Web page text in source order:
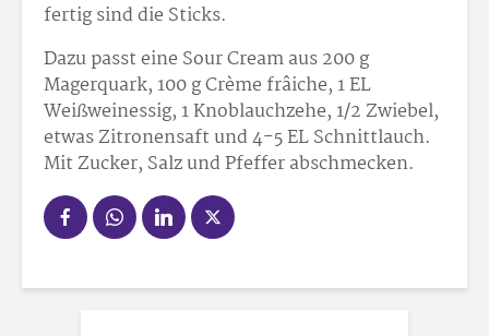
fertig sind die Sticks.
Dazu passt eine Sour Cream aus 200 g
Magerquark, 100 g Crème frâiche, 1 EL
Weißweinessig, 1 Knoblauchzehe, 1/2 Zwiebel,
etwas Zitronensaft und 4-5 EL Schnittlauch.
Mit Zucker, Salz und Pfeffer abschmecken.